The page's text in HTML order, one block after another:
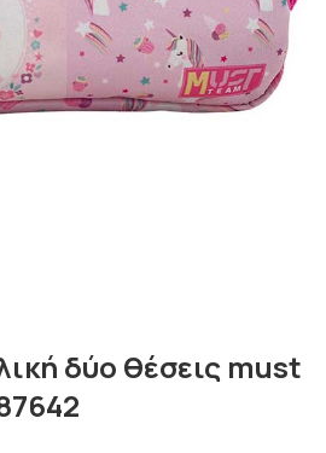
δύο θέσεις must